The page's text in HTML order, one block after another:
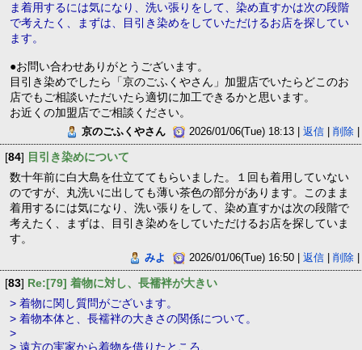
ま着用するには気になり、洗い張りをして、染め直すかは次の段階
で考えたく、まずは、目引き染めをしていただけるお店を探してい
ます。
●お問い合わせありがとうございます。
目引き染めでしたら「京のごふくやさん」加盟店でいたらどこのお
店でもご相談いただいたら適切に加工できるかと思います。
お近くの加盟店でご相談ください。
京のごふくやさん 2026/01/06(Tue) 18:13 |返信 |削除
[84] 目引き染めについて
数十年前に白大島を仕立ててもらいました。１回も着用していない
のですが、丸洗いに出しても薄い茶色の部分があります。このまま
着用するには気になり、洗い張りをして、染め直すかは次の段階で
考えたく、まずは、目引き染めをしていただけるお店を探していま
す。
みよ 2026/01/06(Tue) 16:50 |返信 |削除
[83] Re:[79] 着物に対し、長襦袢が大きい
> 着物に関し質問がございます。
> 着物本体と、長襦袢の大きさの関係について。
>
> 遠方の実家から着物を借りたところ、